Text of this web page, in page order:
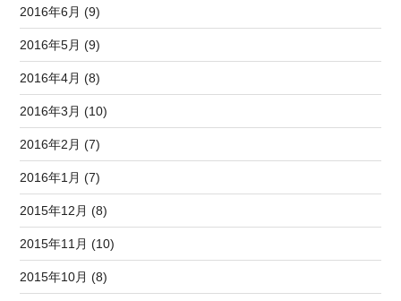
2016年6月 (9)
2016年5月 (9)
2016年4月 (8)
2016年3月 (10)
2016年2月 (7)
2016年1月 (7)
2015年12月 (8)
2015年11月 (10)
2015年10月 (8)